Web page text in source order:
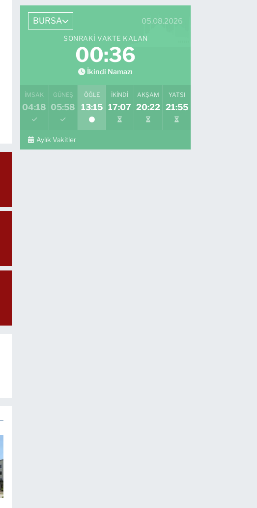
0 (552) 829 22 16
BURSA 05.08.2026
SONRAKI VAKTE KALAN
00:35
İkindi Namazı
İMSAK
04:18
GÜNEŞ
05:58
ÖĞLE
13:15
İKINDI
17:07
AKŞAM
20:22
YATSI
21:55
Aylık Vakitler